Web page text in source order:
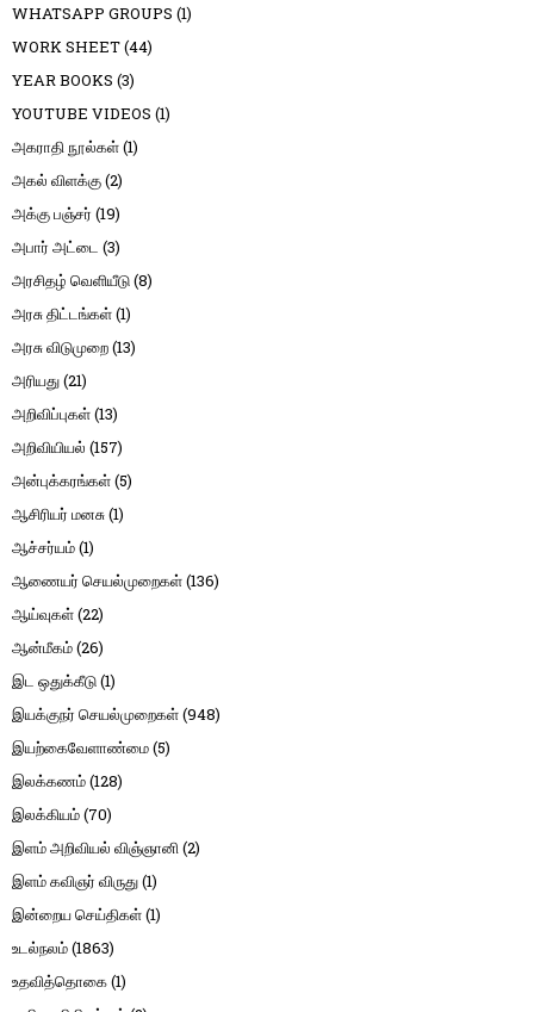
WHATSAPP GROUPS (1)
WORK SHEET(44)
YEAR BOOKS (3)
YOUTUBE VIDEOS (1)
அகராதி நூல்கள்(1)
அகல் விளக்கு(2)
அக்கு பஞ்சர் (19)
அபார் அட்டை (3)
அரசிதழ் வெளியீடு(8)
அரசு திட்டங்கள்(1)
அரசு விடுமுறை(13)
அரியது(21)
அறிவிப்புகள்(13)
அறிவியியல் (157)
அன்புக்கரங்கள்(5)
ஆசிரியர் மனசு(1)
ஆச்சர்யம்(1)
ஆணையர் செயல்முறைகள்(136)
ஆய்வுகள்(22)
ஆன்மீகம்(26)
இட ஒதுக்கீடு(1)
இயக்குநர் செயல்முறைகள்(948)
இயற்கைவேளாண்மை(5)
இலக்கணம்(128)
இலக்கியம்(70)
இளம் அறிவியல் விஞ்ஞானி(2)
இளம் கவிஞர் விருது(1)
இன்றைய செய்திகள்(1)
உடல்நலம்(1863)
உதவித்தொகை(1)